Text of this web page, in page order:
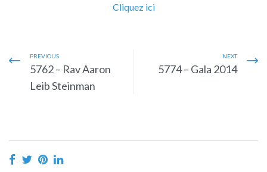
Cliquez ici
PREVIOUS
5762 – Rav Aaron
Leib Steinman
NEXT
5774 – Gala 2014